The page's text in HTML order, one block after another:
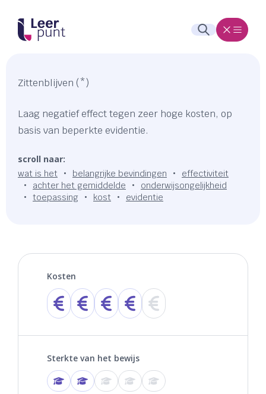
Zittenblijven (*)
Laag negatief effect tegen zeer hoge kosten, op
basis van beperkte evidentie.
scroll naar:
wat is het belangrijke bevindingen
effectiviteit
achter het gemiddelde
onderwijsongelijkheid
toepassing
kost evidentie
Kosten
Sterkte van het bewijs